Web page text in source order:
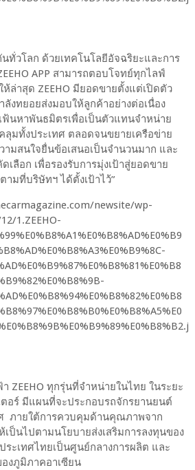
ทั่วโลก ด้วยเทคโนโลยีอัจฉริยะและการ
APP สามารถตอบโจทย์ทุกไลฟ์
ล่าสุด ZEEHO มียอดขายตั้งแต่เปิดตัว
งทยอยส่งมอบให้ลูกค้าอย่างต่อเนื่อง
นหาพันธมิตรเพื่อเป็นตัวแทนจำหน่าย
มทั้งประเทศ ตลอดจนขยายเครือข่าย
ามสนใจยื่นข้อเสนอเป็นจำนวนมาก และ
เลือก เพื่อรองรับการมุ่งเป้าสู่ยอดขาย
ามที่บริษัทฯ ได้ตั้งเป้าไว้”
ZEEHO ทุกรุ่นที่จำหน่ายในไทย ในระยะ
อร์ มีแผนที่จะประกอบรถจักรยานยนต์
ศ ภายใต้การควบคุมด้านคุณภาพจาก
เป็นไปตามนโยบายส่งเสริมการลงทุนของ
ระเทศไทยเป็นศูนย์กลางการผลิต และ
งภูมิภาคอาเซียน